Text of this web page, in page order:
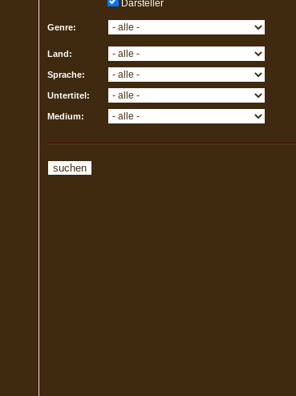
Darsteller
Genre:
Land:
Sprache:
Untertitel:
Medium: